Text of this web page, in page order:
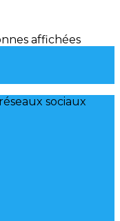
affichées
sociaux